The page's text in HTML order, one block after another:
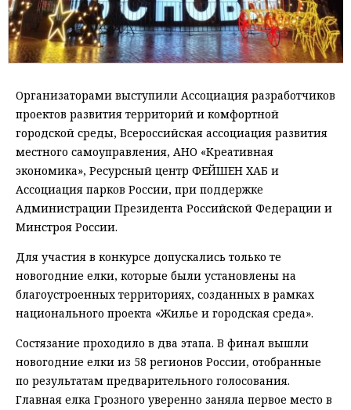
Организаторами выступили Ассоциация разработчиков
проектов развития территорий и комфортной
городской среды, Всероссийская ассоциация развития
местного самоуправления, АНО «Креативная
экономика», Ресурсный центр ФЕЙШЕН ХАБ и
Ассоциация парков России, при поддержке
Администрации Президента Российской Федерации и
Минстроя России.
Для участия в конкурсе допускались только те
новогодние елки, которые были установлены на
благоустроенных территориях, созданных в рамках
национального проекта «Жилье и городская среда».
Состязание проходило в два этапа. В финал вышли
новогодние елки из 58 регионов России, отобранные
по результатам предварительного голосования.
Главная елка Грозного уверенно заняла первое место в